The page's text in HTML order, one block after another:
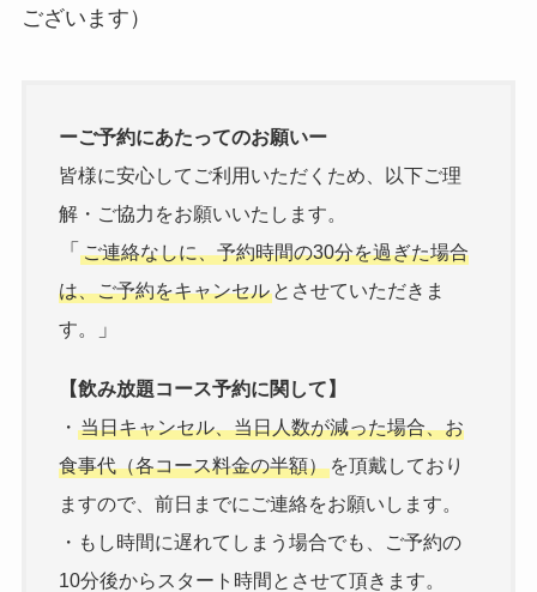
ございます）
ーご予約にあたってのお願いー
皆様に安心してご利用いただくため、以下ご理
解・ご協力をお願いいたします。
「 ご連絡なしに、予約時間の30分を過ぎた場合
は、ご予約をキャンセルとさせていただきま
す。
」
【飲み放題コース予約に関して】
・ 当日キャンセル、当日人数が減った場合、お
食事代（各コース料金の半額）を頂戴しており
ますので、前日までにご連絡をお願いします。
・もし時間に遅れてしまう場合でも、ご予約の
10分後からスタート時間とさせて頂きます。